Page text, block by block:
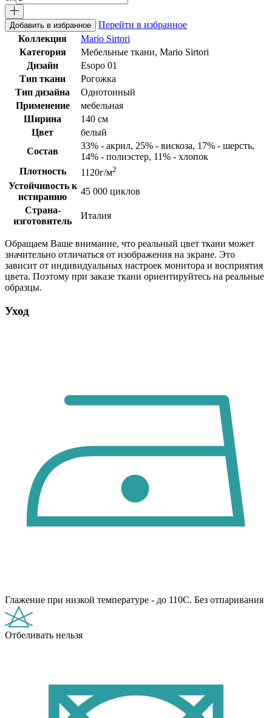
Добавить в избранное
Перейти в избранное
Коллекция
Mario Sirtori
Категория
Мебельные ткани, Mario Sirtori
Дизайн
Esopo 01
Тип ткани
Рогожка
Тип дизайна
Однотонный
Применение
мебельная
Ширина
140 см
Цвет
белый
Состав
33% - акрил, 25% - вискоза, 17% - шерсть,
14% - полиэстер, 11% - хлопок
Плотность
1120г/м2
Устойчивость к
истиранию
45 000 циклов
Страна-
изготовитель
Италия
Обращаем Ваше внимание, что реальный цвет ткани может
значительно отличаться от изображения на экране. Это
зависит от индивидуальных настроек монитора и восприятия
цвета. Поэтому при заказе ткани ориентируйтесь на реальные
образцы.
Уход
Глажение при низкой температуре - до 110С. Без отпаривания
Отбеливать нельзя